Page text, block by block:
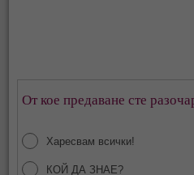
От кое предаване сте
Харесвам всички!
КОЙ ДА ЗНАЕ?